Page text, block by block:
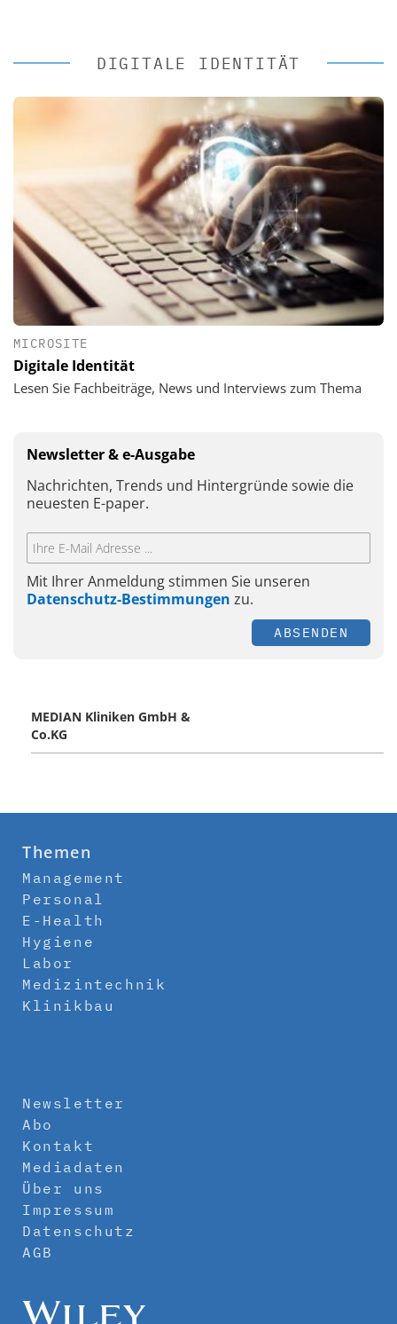
DIGITALE IDENTITÄT
MICROSITE
Digitale Identität
Lesen Sie Fachbeiträge, News und Interviews zum Thema
Newsletter & e-Ausgabe
Nachrichten, Trends und Hintergründe sowie die
neuesten E-paper.
Mit Ihrer Anmeldung stimmen Sie unseren
Datenschutz-Bestimmungen zu.
ABSENDEN
MEDIAN Kliniken GmbH &
Co.KG
Themen
Management
Personal
E-Health
Hygiene
Labor
Medizintechnik
Klinikbau
Newsletter
Abo
Kontakt
Mediadaten
Über uns
Impressum
Datenschutz
AGB